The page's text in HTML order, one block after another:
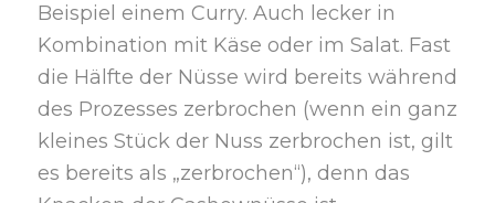
Beispiel einem Curry. Auch lecker in
Kombination mit Käse oder im Salat. Fast
die Hälfte der Nüsse wird bereits während
des Prozesses zerbrochen (wenn ein ganz
kleines Stück der Nuss zerbrochen ist, gilt
es bereits als „zerbrochen“), denn das